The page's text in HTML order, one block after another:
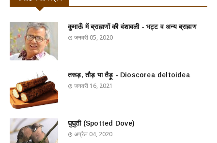
कुमाऊँ में ब्राह्मणों की वंशावली - भट्ट व अन्य ब्राह्मण
जनवरी 05, 2020
तरूड़, तौड़ या तैड़ू - Dioscorea deltoidea
जनवरी 16, 2021
घुघुती (Spotted Dove)
अप्रैल 04, 2020